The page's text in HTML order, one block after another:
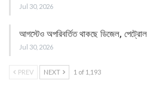
Jul 30, 2026
আগস্টেও অপরিবর্তিত থাকছে ডিজেল,
Jul 30, 2026
PREV NEXT 1 of 1,193